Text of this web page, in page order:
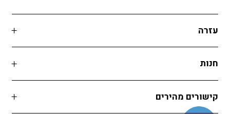
עזרה
חנות
קישורים מהירים